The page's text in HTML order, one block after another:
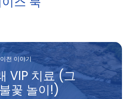
이전 이야기
VIP 치료 (그
꽃 놀이!)